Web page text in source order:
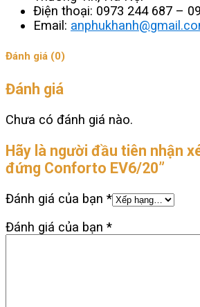
Điện thoại: 0973 244 687 –
Email:
Đánh giá (0)
Đánh giá
Chưa có đánh giá nào.
Hãy là người đầu tiên nhận
đứng Conforto EV6/20”
Đánh giá của bạn *
Đánh giá của bạn *